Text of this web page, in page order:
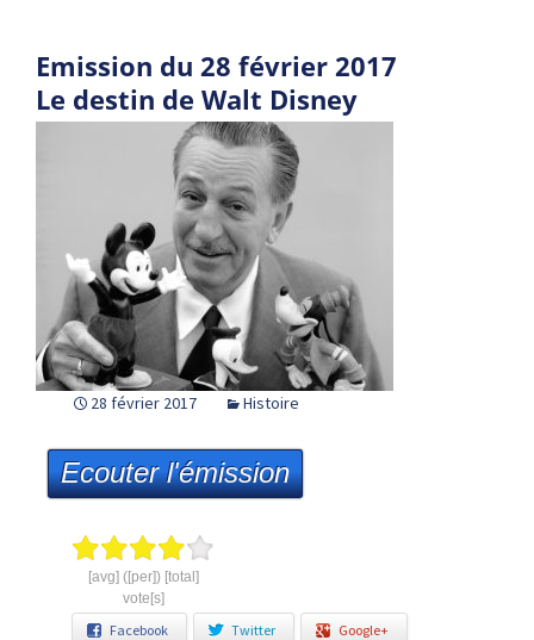
Emission du 28 février 2017
Le destin de Walt Disney
28 février 2017 Histoire
Ecouter l'émission
[avg] ([per]) [total]
vote[s]
Facebook Twitter Google+